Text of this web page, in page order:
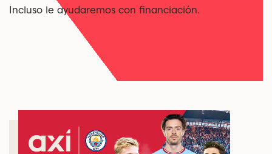
Incluso le ayudaremos con financiación.